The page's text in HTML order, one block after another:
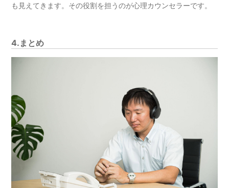
も見えてきます。その役割を担うのが心理カウンセラーです。
4.まとめ